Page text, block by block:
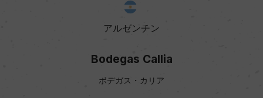
アルゼンチン
Bodegas Callia
ボデガス・カリア